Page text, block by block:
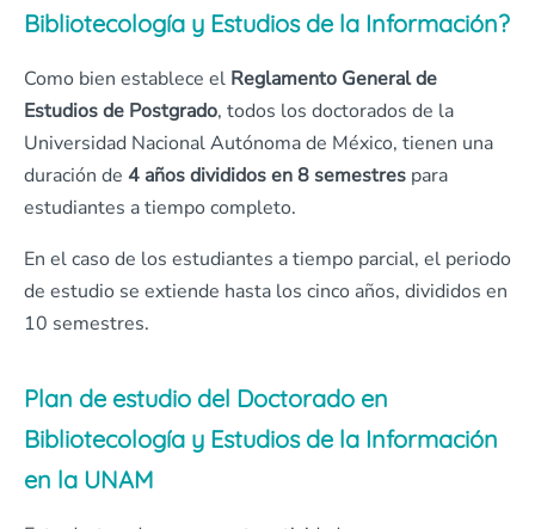
Bibliotecología y Estudios de la Información?
Como bien establece el Reglamento General de
Estudios de Postgrado, todos los doctorados de la
Universidad Nacional Autónoma de México, tienen una
duración de 4 años divididos en 8 semestres para
estudiantes a tiempo completo.
En el caso de los estudiantes a tiempo parcial, el periodo
de estudio se extiende hasta los cinco años, divididos en
10 semestres.
Plan de estudio del Doctorado en
Bibliotecología y Estudios de la Información
en la UNAM